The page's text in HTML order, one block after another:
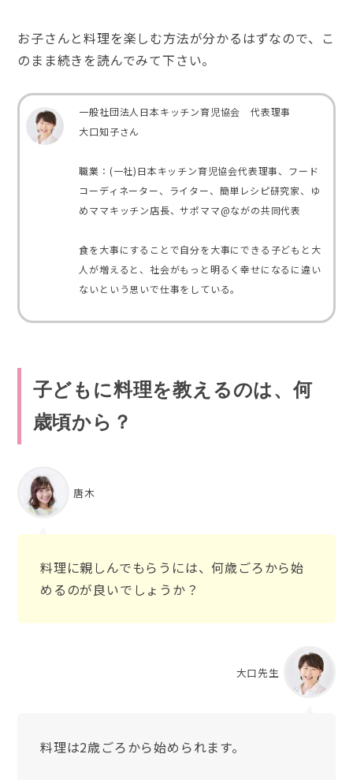
お子さんと料理を楽しむ方法が分かるはずなので、こ
のまま続きを読んでみて下さい。
一般社団法人日本キッチン育児協会 代表理事
大口知子さん
職業：(一社)日本キッチン育児協会代表理事、フード
コーディネーター、ライター、簡単レシピ研究家、ゆ
めママキッチン店長、サポママ@ながの共同代表
食を大事にすることで自分を大事にできる子どもと大
人が増えると、社会がもっと明るく幸せになるに違い
ないという思いで仕事をしている。
子どもに料理を教えるのは、何
歳頃から？
唐木
料理に親しんでもらうには、何歳ごろから始
めるのが良いでしょうか？
大口先生
料理は2歳ごろから始められます。